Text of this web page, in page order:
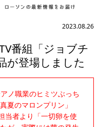
2023.08.26
番組「ジョブチ
が登場しました
ノ職業のヒミツぶっち
夏のマロンプリン」
当者より「一切卵を使